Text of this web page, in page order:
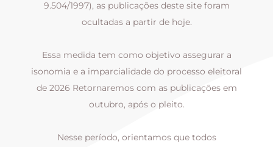
9.504/1997), as publicações deste site foram
ocultadas a partir de hoje.
Essa medida tem como objetivo assegurar a
isonomia e a imparcialidade do processo eleitoral
de 2026 Retornaremos com as publicações em
outubro, após o pleito.
Nesse período, orientamos que todos